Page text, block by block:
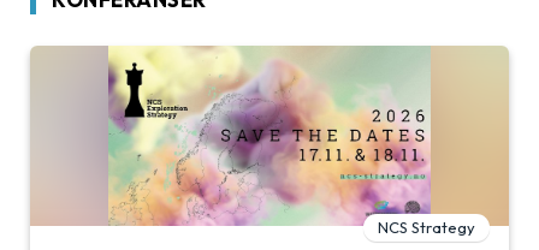
NCS Strategy